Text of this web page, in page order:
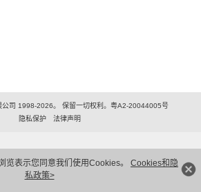
览表示您同意我们使用Cookies。 Cookies和隐
私政策>
公司 1998-2026。 保留一切权利。粤A2-20044005号
隐私保护
法律声明